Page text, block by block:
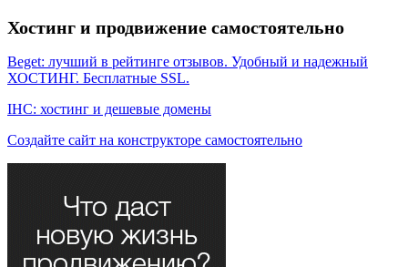
Хостинг и продвижение самостоятельно
Beget: лучший в рейтинге отзывов. Удобный и надежный
ХОСТИНГ. Бесплатные SSL.
IHC: хостинг и дешевые домены
Создайте сайт на конструкторе самостоятельно